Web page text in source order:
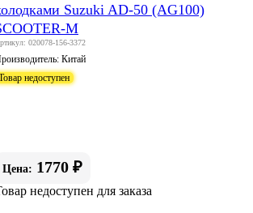
Suzuki AD-50 (AG100)
M
020078-156-3372
Китай
недоступен
Цена: 1770 ₽
недоступен для заказа